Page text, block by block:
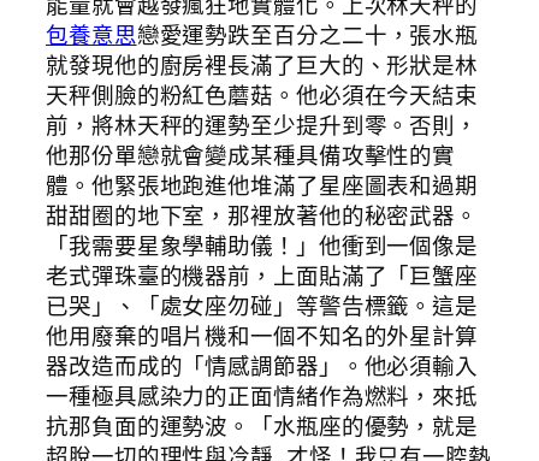
包養意思戀愛運勢跌至百分之二十，張水瓶
就發現他的廚房裡長滿了巨大的、形狀是林
天秤側臉的粉紅色蘑菇。他必須在今天結束
前，將林天秤的運勢至少提升到零。否則，
他那份單戀就會變成某種具備攻擊性的實
體。他緊張地跑進他堆滿了星座圖表和過期
甜甜圈的地下室，那裡放著他的秘密武器。
「我需要星象學輔助儀！」他衝到一個像是
老式彈珠臺的機器前，上面貼滿了「巨蟹座
已哭」、「處女座勿碰」等警告標籤。這是
他用廢棄的唱片機和一個不知名的外星計算
器改造而成的「情感調節器」。他必須輸入
一種極具感染力的正面情緒作為燃料，來抵
抗那負面的運勢波。「水瓶座的優勢，就是